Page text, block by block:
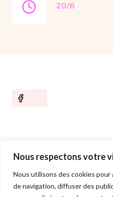
Nous respectons votre
Nous utilisons des cookies
de navigation, diffuser des
20/6
© 2026 Bijoux Payan